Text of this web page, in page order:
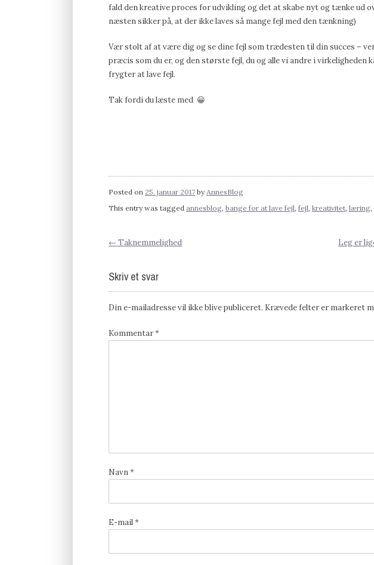
fald den kreative proces for udvikling og det at skabe nyt og tænke ud
næsten sikker på, at der ikke laves så mange fejl med den tænkning)
Vær stolt af at være dig og se dine fejl som trædesten til din succes –
præcis som du er, og den største fejl, du og alle vi andre i virkeligheden
frygter at lave fejl.
Tak fordi du læste med 😀
Posted on 25. januar 2017 byAnnesBlog
This entry was tagged annesblog, bange for at lave fejl, fejl, kreativitet, læring,
Post
navigation
← Taknemmelighed Leg er
Skriv et svar
Din e-mailadresse vil ikke blive publiceret. Krævede felter er markeret
Kommentar*
Navn*
E-mail*